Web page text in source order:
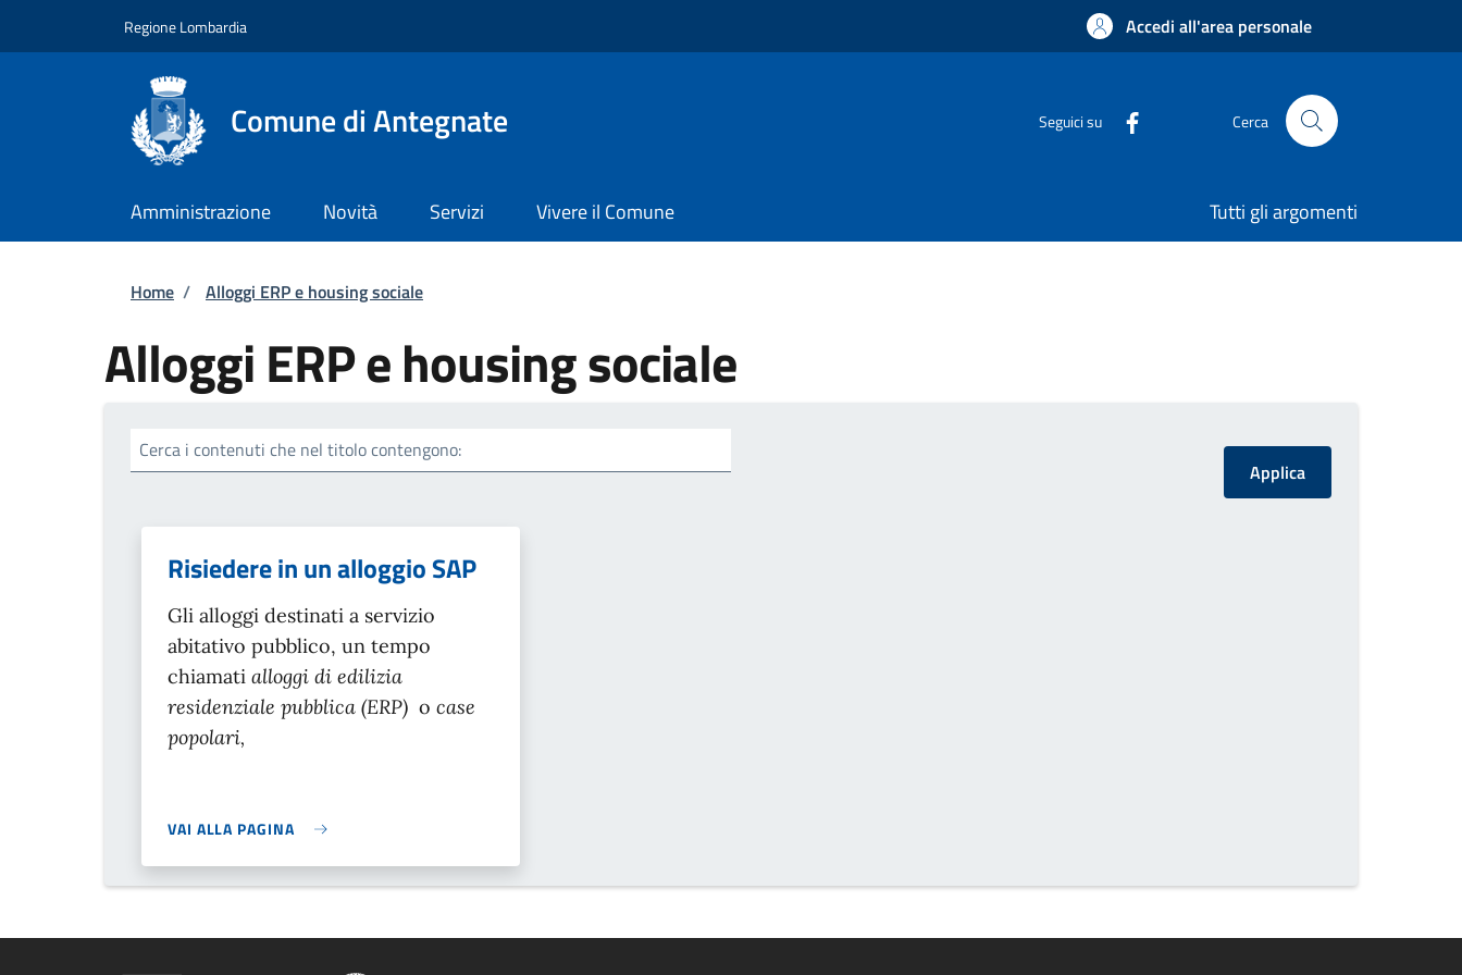
Regione Lombardia Accedi all'area personale
Comune di Antegnate Seguici su Cerca
Amministrazione Novità Servizi Vivere il Comune Tutti gli argomenti
Briciole di pane
Home / Alloggi ERP e housing sociale
Alloggi ERP e housing sociale
Cerca i contenuti che nel titolo contengono:
Risiedere in un alloggio SAP
Gli alloggi destinati a servizio
abitativo pubblico, un tempo
chiamati alloggi di edilizia
residenziale pubblica (ERP) o case
popolari,
VAI ALLA PAGINA